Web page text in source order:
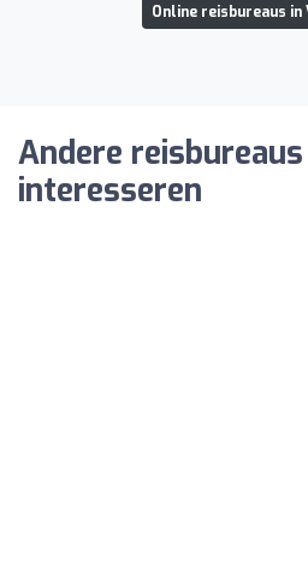
Online reisbureaus in
Andere
interesseren